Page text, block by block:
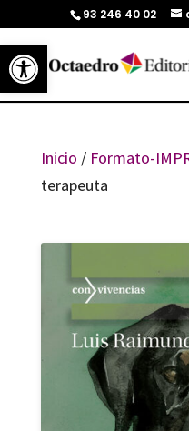
Abrir barra de herramientas
93 246 40 02
Inicio / Formato-
terapeuta